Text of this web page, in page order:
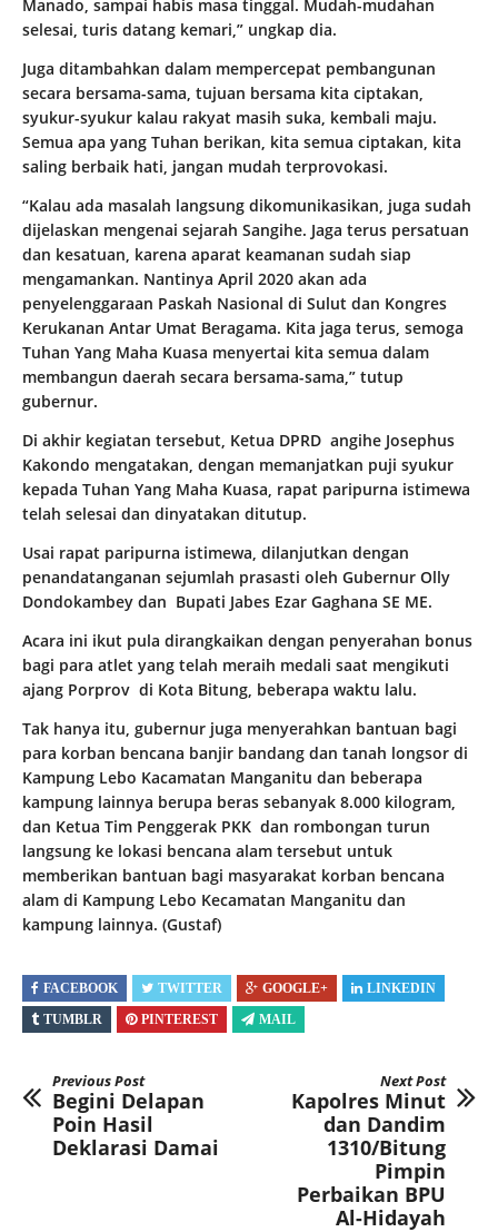
Manado, sampai habis masa tinggal. Mudah-mudahan
selesai, turis datang kemari,” ungkap dia.
Juga ditambahkan dalam mempercepat pembangunan
secara bersama-sama, tujuan bersama kita ciptakan,
syukur-syukur kalau rakyat masih suka, kembali maju.
Semua apa yang Tuhan berikan, kita semua ciptakan, kita
saling berbaik hati, jangan mudah terprovokasi.
“Kalau ada masalah langsung dikomunikasikan, juga sudah
dijelaskan mengenai sejarah Sangihe. Jaga terus persatuan
dan kesatuan, karena aparat keamanan sudah siap
mengamankan. Nantinya April 2020 akan ada
penyelenggaraan Paskah Nasional di Sulut dan Kongres
Kerukanan Antar Umat Beragama. Kita jaga terus, semoga
Tuhan Yang Maha Kuasa menyertai kita semua dalam
membangun daerah secara bersama-sama,” tutup
gubernur.
Di akhir kegiatan tersebut, Ketua DPRD angihe Josephus
Kakondo mengatakan, dengan memanjatkan puji syukur
kepada Tuhan Yang Maha Kuasa, rapat paripurna istimewa
telah selesai dan dinyatakan ditutup.
Usai rapat paripurna istimewa, dilanjutkan dengan
penandatanganan sejumlah prasasti oleh Gubernur Olly
Dondokambey dan Bupati Jabes Ezar Gaghana SE ME.
Acara ini ikut pula dirangkaikan dengan penyerahan bonus
bagi para atlet yang telah meraih medali saat mengikuti
ajang Porprov di Kota Bitung, beberapa waktu lalu.
Tak hanya itu, gubernur juga menyerahkan bantuan bagi
para korban bencana banjir bandang dan tanah longsor di
Kampung Lebo Kacamatan Manganitu dan beberapa
kampung lainnya berupa beras sebanyak 8.000 kilogram,
dan Ketua Tim Penggerak PKK dan rombongan turun
langsung ke lokasi bencana alam tersebut untuk
memberikan bantuan bagi masyarakat korban bencana
alam di Kampung Lebo Kecamatan Manganitu dan
kampung lainnya. (Gustaf)
FACEBOOK TWITTER GOOGLE+
LINKEDIN
TUMBLR
PINTEREST MAIL
Previous Post
Begini Delapan
Poin Hasil
Deklarasi Damai
Next Post
Kapolres Minut
dan Dandim
1310/Bitung
Pimpin
Perbaikan BPU
Al-Hidayah